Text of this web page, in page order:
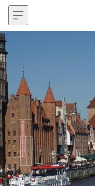
Skip to content